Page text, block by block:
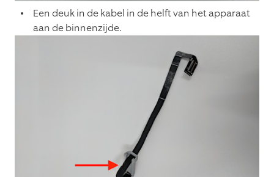
Een deuk in de kabel in de helft van het apparaat
aan de binnenzijde.